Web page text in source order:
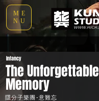
ME
NU
Infancy
The Unforgettable
Memory
隱分子樂團-意難忘